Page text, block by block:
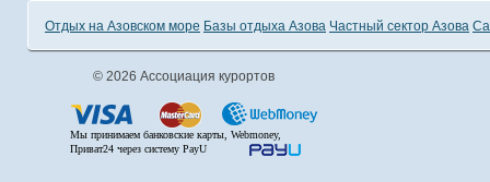
Отдых на Азовском море Базы отдыха Азова Частный сектор Азова
© 2026 Ассоциация курортов
Мы принимаем банковские карты, Webmoney,
Приват24 через систему PayU